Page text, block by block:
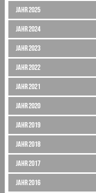
Jahr 2025
Jahr 2024
Jahr 2023
Jahr 2022
Jahr 2021
Jahr 2020
Jahr 2019
Jahr 2018
Jahr 2017
Jahr 2016